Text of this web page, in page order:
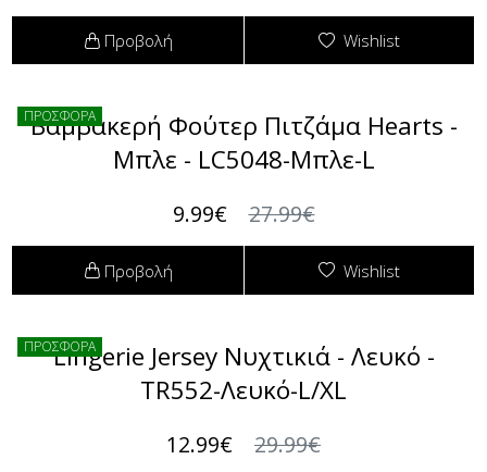
Προβολή Wishlist
ΠΡΟΣΦΟΡΑ
Βαμβακερή Φούτερ Πιτζάμα Hearts -
Μπλε - LC5048-Μπλε-L
9.99€ 27.99€
Προβολή Wishlist
ΠΡΟΣΦΟΡΑ
Lingerie Jersey Νυχτικιά - Λευκό -
TR552-Λευκό-L/XL
12.99€ 29.99€